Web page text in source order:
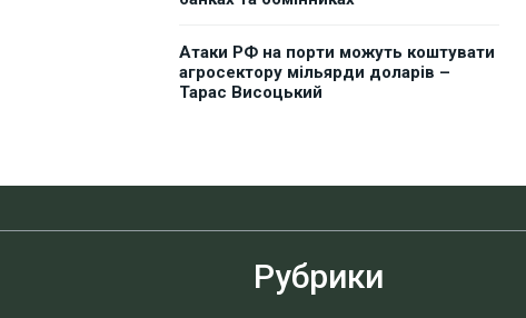
Атаки РФ на порти можуть коштувати
агросектору мільярди доларів –
Тарас Висоцький
Рубрики